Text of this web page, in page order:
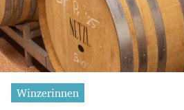
Winzerinnen